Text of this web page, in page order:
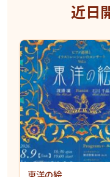
近日
東洋の絵